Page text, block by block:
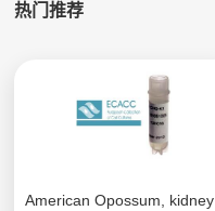
热门推荐
American Opossum, kidney